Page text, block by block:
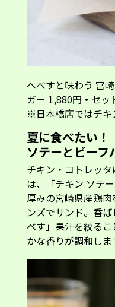
チキン・コトレッ
は、「チキン ソテ
厚みの宮崎県産鶏
ンズでサンド。香
べす」果汁を絞る
かな香りが調和しま